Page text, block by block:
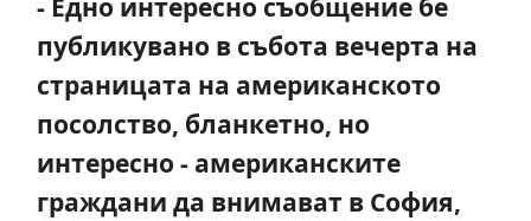
- Едно интересно съобщение бе
публикувано в събота вечерта на
страницата на американското
посолство, бланкетно, но
интересно - американските
граждани да внимават в София,